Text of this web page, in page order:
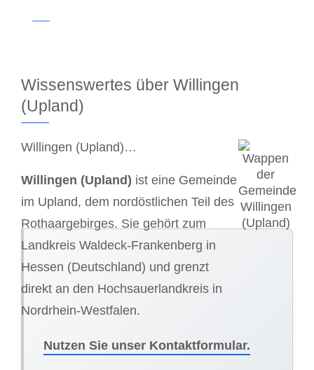
Wissenswertes über Willingen
(Upland)
Willingen (Upland)…
Willingen (Upland) ist eine Gemeinde
im Upland, dem nordöstlichen Teil des
Rothaargebirges. Sie gehört zum
Landkreis Waldeck-Frankenberg in
Hessen (Deutschland) und grenzt
direkt an den Hochsauerlandkreis in
Nordrhein-Westfalen.
Nutzen Sie unser Kontaktformular.